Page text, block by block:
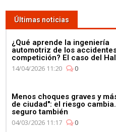
Últimas noticias
¿Qué aprende la ingeniería
automotriz de los
competición? El caso del
14/04/2026 11:20
0
Menos choques graves y
de ciudad": el riesgo
seguro también
04/03/2026 11:17
0